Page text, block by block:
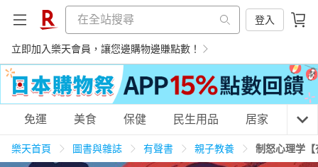
登入
立即加入樂天會員，讓您邊購物邊賺點數！
購物網分類
免運 美食 保健 民生用品 居家 3C
樂天首頁 圖書與雜誌 有聲書 親子教養 制怒心理学【